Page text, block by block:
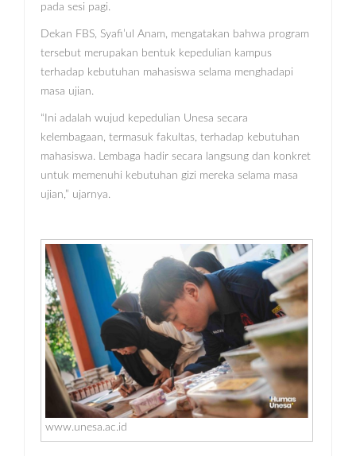
pada sesi pagi.
Dekan FBS, Syafi’ul Anam, mengatakan bahwa program
tersebut merupakan bentuk kepedulian kampus
terhadap kebutuhan mahasiswa selama menghadapi
masa ujian.
“Ini adalah wujud kepedulian Unesa secara
kelembagaan, termasuk fakultas, terhadap kebutuhan
mahasiswa. Lembaga hadir secara langsung dan konkret
untuk memenuhi kebutuhan gizi mereka selama masa
ujian,” ujarnya.
www.unesa.ac.id